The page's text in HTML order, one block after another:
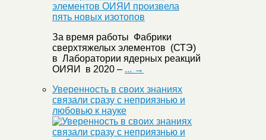
За время работы Фабрики
сверхтяжелых элементов (СТЭ)
в Лаборатории ядерных реакций
ОИЯИ в 2020 – ... →
Уверенность в своих знаниях
связали сразу с неприязнью и
любовью к науке